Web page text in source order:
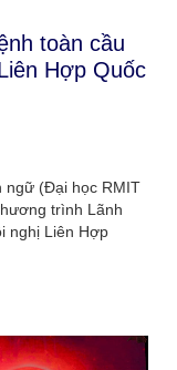
toàn cầu
Hợp Quốc
ngữ (Đại học RMIT
trình Lãnh
nghị Liên Hợp